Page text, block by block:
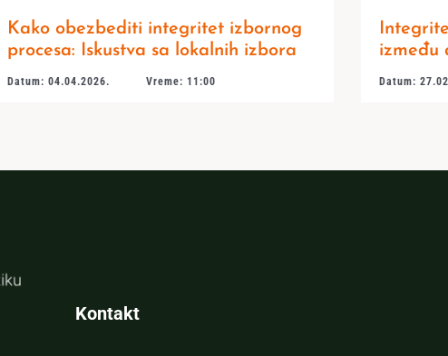
Kako obezbediti integritet izbornog
procesa: Iskustva sa lokalnih izbora
Datum: 04.04.2026. Vreme: 11:00
između
Datum:
Kontakt